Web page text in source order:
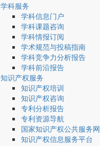
学科服务
学科信息门户
学科课题咨询
学科情报订阅
学术规范与投稿指南
学科竞争力分析报告
学科前沿报告
知识产权服务
知识产权培训
知识产权咨询
专利分析报告
专利资源导航
国家知识产权公共服务网
知识产权信息服务平台